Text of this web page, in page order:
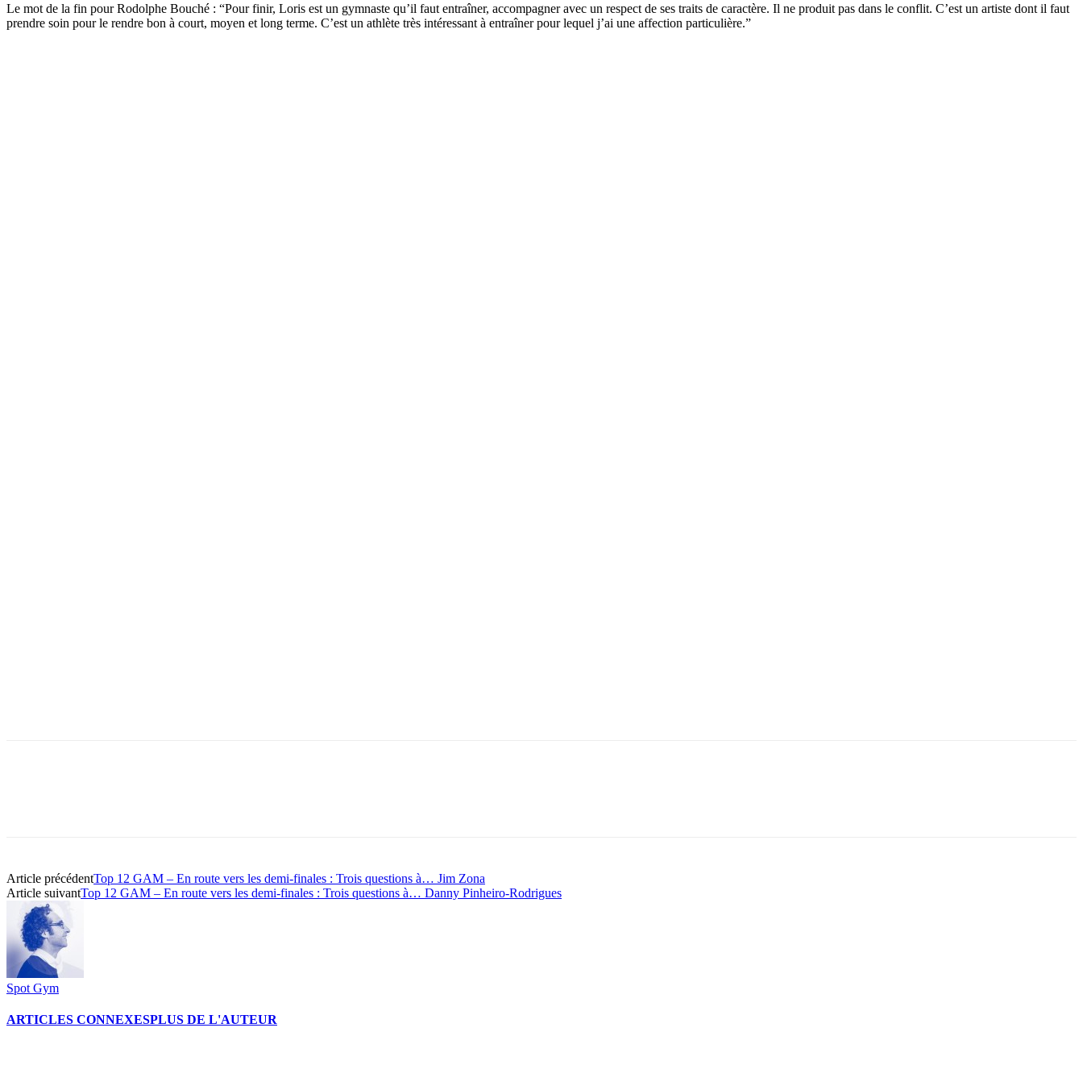
Le mot de la fin pour Rodolphe Bouché : “Pour finir, Loris est un gymnaste qu’il faut entraîner, accompagner avec un respect de ses traits de caractère. Il ne produit pas dans le conflit. C’est un artiste dont il faut
prendre soin pour le rendre bon à court, moyen et long terme. C’est un athlète très intéressant à entraîner pour lequel j’ai une affection particulière.”
Article précédentTop 12 GAM – En route vers les demi-finales : Trois questions à… Jim Zona
Article suivantTop 12 GAM – En route vers les demi-finales : Trois questions à… Danny Pinheiro-Rodrigues
Spot Gym
ARTICLES CONNEXESPLUS DE L'AUTEUR